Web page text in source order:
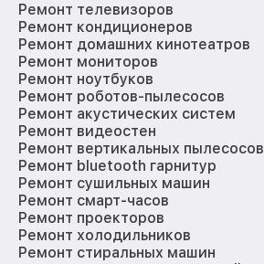
Ремонт телевизоров
Ремонт кондиционеров
Ремонт домашних кинотеатров
Ремонт мониторов
Ремонт ноутбуков
Ремонт роботов-пылесосов
Ремонт акустических систем
Ремонт видеостен
Ремонт вертикальных пылесосов
Ремонт bluetooth гарнитур
Ремонт сушильных машин
Ремонт смарт-часов
Ремонт проекторов
Ремонт холодильников
Ремонт стиральных машин